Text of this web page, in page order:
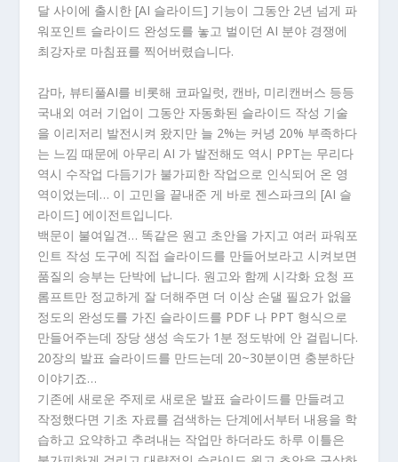
달 사이에 출시한 [AI 슬라이드] 기능이 그동안 2년 넘게 파
워포인트 슬라이드 완성도를 놓고 벌이던 AI 분야 경쟁에
최강자로 마침표를 찍어버렸습니다.
감마, 뷰티풀AI를 비롯해 코파일럿, 캔바, 미리캔버스 등등
국내외 여러 기업이 그동안 자동화된 슬라이드 작성 기술
을 이리저리 발전시켜 왔지만 늘 2%는 커녕 20% 부족하다
는 느낌 때문에 아무리 AI 가 발전해도 역시 PPT는 무리다
역시 수작업 다듬기가 불가피한 작업으로 인식되어 온 영
역이었는데… 이 고민을 끝내준 게 바로 젠스파크의 [AI 슬
라이드] 에이전트입니다.
백문이 불여일견… 똑같은 원고 초안을 가지고 여러 파워포
인트 작성 도구에 직접 슬라이드를 만들어보라고 시켜보면
품질의 승부는 단박에 납니다. 원고와 함께 시각화 요청 프
롬프트만 정교하게 잘 더해주면 더 이상 손댈 필요가 없을
정도의 완성도를 가진 슬라이드를 PDF 나 PPT 형식으로
만들어주는데 장당 생성 속도가 1분 정도밖에 안 걸립니다.
20장의 발표 슬라이드를 만드는데 20~30분이면 충분하단
이야기죠…
기존에 새로운 주제로 새로운 발표 슬라이드를 만들려고
작정했다면 기초 자료를 검색하는 단계에서부터 내용을 학
습하고 요약하고 추려내는 작업만 하더라도 하루 이틀은